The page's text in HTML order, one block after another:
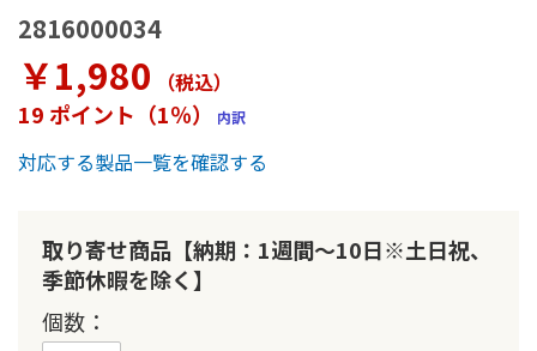
2816000034
￥1,980 （税込）
19 ポイント（1％） 内訳
対応する製品一覧を確認する
取り寄せ商品【納期：1週間～10日※土日祝、
季節休暇を除く】
個数
ャ
リ
ー
の
最
初
動
す
る